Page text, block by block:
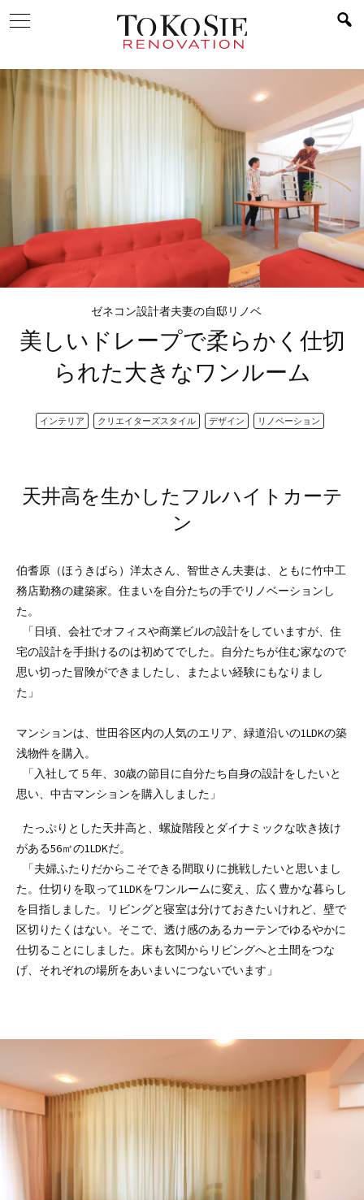
ゼネコン設計者夫妻の自邸リノベ
美しいドレープで柔らかく仕切
られた大きなワンルーム
インテリア クリエイターズスタイル デザイン リノベーション
天井高を生かしたフルハイトカーテ
ン
伯耆原（ほうきばら）洋太さん、智世さん夫妻は、ともに竹中工
務店勤務の建築家。住まいを自分たちの手でリノベーションし
た。
「日頃、会社でオフィスや商業ビルの設計をしていますが、住
宅の設計を手掛けるのは初めてでした。自分たちが住む家なので
思い切った冒険ができましたし、またよい経験にもなりまし
た」
マンションは、世田谷区内の人気のエリア、緑道沿いの1LDKの築
浅物件を購入。
「入社して５年、30歳の節目に自分たち自身の設計をしたいと
思い、中古マンションを購入しました」
たっぷりとした天井高と、螺旋階段とダイナミックな吹き抜け
がある56㎡の1LDKだ。
「夫婦ふたりだからこそできる間取りに挑戦したいと思いまし
た。仕切りを取って1LDKをワンルームに変え、広く豊かな暮らし
を目指しました。リビングと寝室は分けておきたいけれど、壁で
区切りたくはない。そこで、透け感のあるカーテンでゆるやかに
仕切ることにしました。床も玄関からリビングへと土間をつな
げ、それぞれの場所をあいまいにつないでいます」